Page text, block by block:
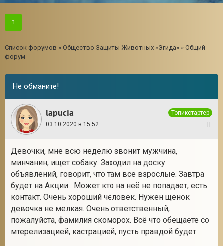
1
Список форумов » Общество Защиты Животных «Эгида» » Общий
форум
Не обманите!
lapucia
Топикстартер
03.10.2020 в 15:52
Девочки, мне всю неделю звонит мужчина,
минчанин, ищет собаку. Заходил на доску
объявлений, говорит, что там все взрослые. Завтра
будет на Акции . Может кто на неё не попадает, есть
контакт. Очень хороший человек. Нужен щенок
девочка не мелкая. Очень ответственный,
пожалуйста, фамилия скоморох. Всё что обещаете со
мтерелизацией, кастрацией, пусть правдой будет